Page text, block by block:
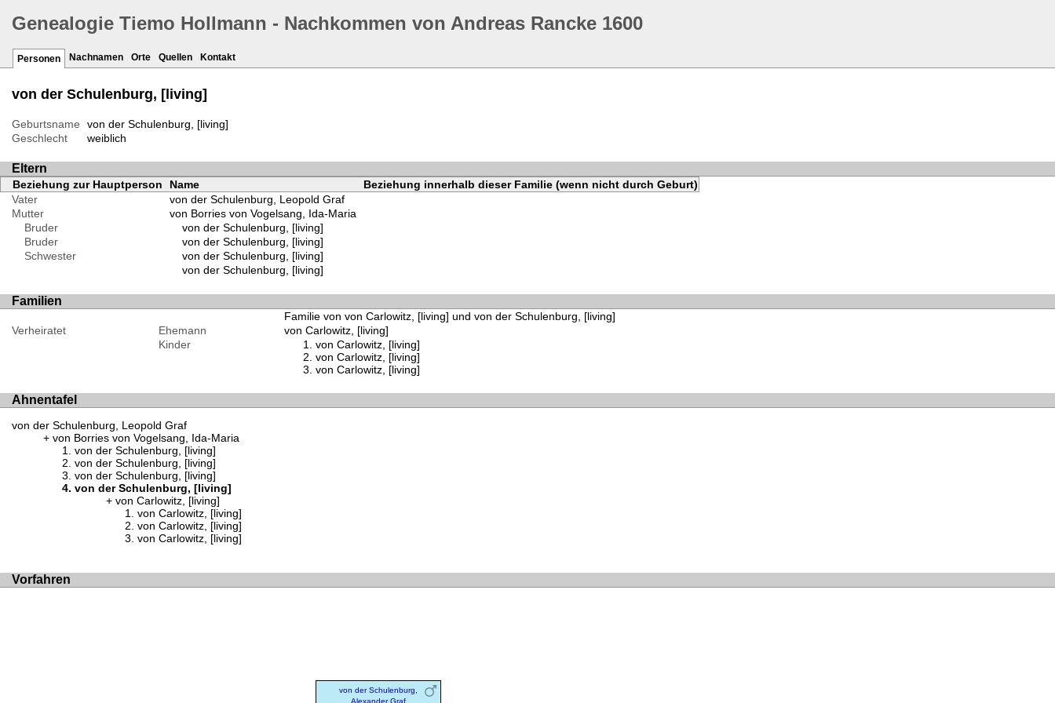
Genealogie Tiemo Hollmann - Nachkommen von Andreas Rancke 1600
Personen Nachnamen Orte Quellen Kontakt
von der Schulenburg, [living]
Geburtsname
von der Schulenburg, [living]
Geschlecht
weiblich
Eltern
Beziehung zur Hauptperson Name
Beziehung innerhalb dieser Familie (wenn nicht durch Geburt)
Vater
von der Schulenburg, Leopold Graf
Mutter
von Borries von Vogelsang, Ida-Maria
Bruder
von der Schulenburg, [living]
Bruder
von der Schulenburg, [living]
Schwester
von der Schulenburg, [living]
von der Schulenburg, [living]
Familien
Familie von von Carlowitz, [living] und von der Schulenburg, [living]
Verheiratet
Ehemann
von Carlowitz, [living]
Kinder
von Carlowitz, [living]
von Carlowitz, [living]
von Carlowitz, [living]
Ahnentafel
von der Schulenburg, Leopold Graf
von Borries von Vogelsang, Ida-Maria
von der Schulenburg, [living]
von der Schulenburg, [living]
von der Schulenburg, [living]
von der Schulenburg, [living]
von Carlowitz, [living]
von Carlowitz, [living]
von Carlowitz, [living]
von Carlowitz, [living]
Vorfahren
von der Schulenburg,
Alexander Graf